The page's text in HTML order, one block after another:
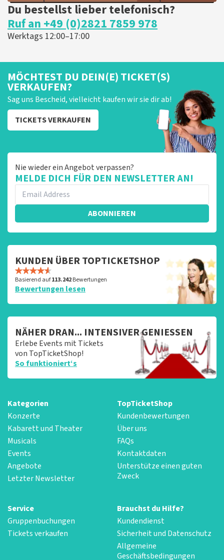
Du bestellst lieber telefonisch?
Ruf an +49 (0)2821 7859 978
Werktags 12:00–17:00
MÖCHTEST DU DEIN(E) TICKET(S)
VERKAUFEN?
Sag uns Bescheid, vielleicht kaufen wir sie dir ab!
TICKETS VERKAUFEN
Nie wieder ein Angebot verpassen?
MELDE DICH FÜR DEN NEWSLETTER AN!
ABONNIEREN
KUNDEN ÜBER TOPTICKETSHOP
Basierend auf113.242Bewertungen
Bewertungen lesen
NÄHER DRAN... INTENSIVER GENIESSEN
Erlebe Events mit Tickets
von TopTicketShop!
So funktioniert‘s
Kategorien
Konzerte
Kabarett und Theater
Musicals
Events
Angebote
Letzter Newsletter
TopTicketShop
Kundenbewertungen
Über uns
FAQs
Kontaktdaten
Unterstütze einen guten
Zweck
Service
Gruppenbuchungen
Tickets verkaufen
Brauchst du Hilfe?
Kundendienst
Sicherheit und Datenschutz
Allgemeine
Geschäftsbedingungen